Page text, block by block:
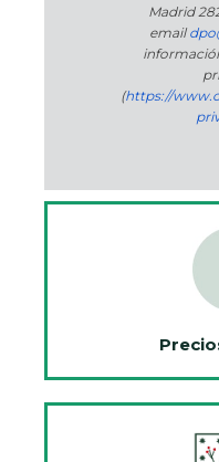
Madrid
email
(https://